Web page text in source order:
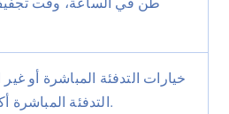
خيارات التدفئة المباشرة أو
التدفئة المباشرة أكثر شيوعًا.